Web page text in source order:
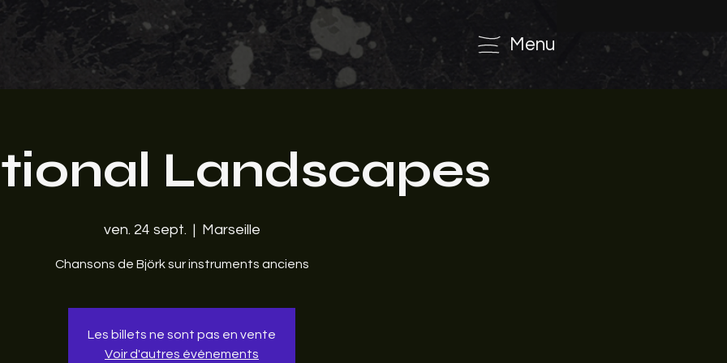
Menu
Landscapes
ven. 24 sept.
  |
Marseille
Chansons de Björk sur instruments anciens
Les billets ne sont pas en vente
Voir d'autres événements